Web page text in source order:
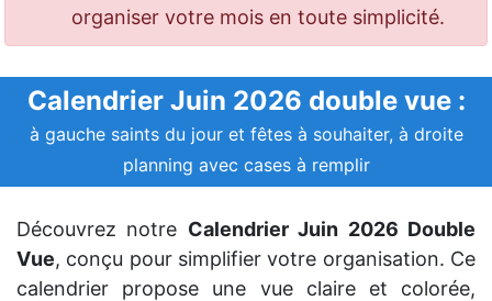
organiser votre mois en toute simplicité.
Calendrier Juin 2026 double vue :
à gauche saints du jour et fêtes à souhaiter, à droite
planning avec cases à remplir
Découvrez notre Calendrier Juin 2026 Double
Vue, conçu pour simplifier votre organisation. Ce
calendrier propose une vue claire et colorée,